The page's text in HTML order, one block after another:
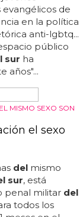
Orgullo por
el
del
se les impide
mayor